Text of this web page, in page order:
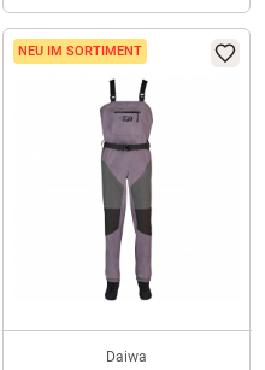
NEU IM SORTIMENT
Daiwa